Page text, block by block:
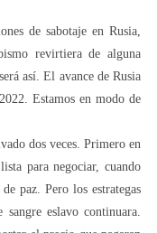
de sabotaje en Rusia,
revirtiera de alguna
así. El avance de Rusia
Estamos en modo de
dos veces. Primero en
para negociar, cuando
paz. Pero los estrategas
eslavo continuara.